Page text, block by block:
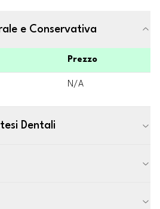
e Conservativa
Prezzo
N/A
Dentali